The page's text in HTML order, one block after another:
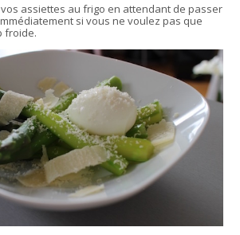
assiettes au frigo en attendant de passer
si vous ne voulez pas que
froide.